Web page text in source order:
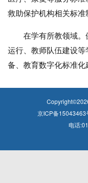
救助保护机构相关标准
在学有所教领域。
运行、教师队伍建设
备、教育数字化标准化
Copyright©
京ICP备15043463
电话